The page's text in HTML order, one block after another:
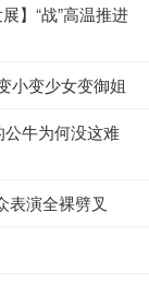
】“战”高温推进
小变少女变御姐
牛为何没这难
表演全裸劈叉